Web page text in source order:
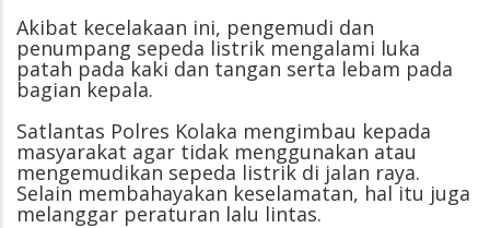
Akibat kecelakaan ini, pengemudi dan
penumpang sepeda listrik mengalami luka
patah pada kaki dan tangan serta lebam pada
bagian kepala.
Satlantas Polres Kolaka mengimbau kepada
masyarakat agar tidak menggunakan atau
mengemudikan sepeda listrik di jalan raya.
Selain membahayakan keselamatan, hal itu juga
melanggar peraturan lalu lintas.